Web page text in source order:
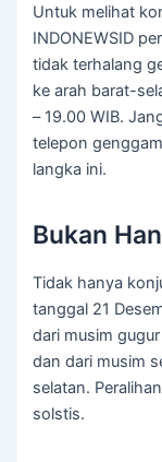
Untuk melihat
INDONEWSID
tidak terhalang
ke arah barat-
– 19.00 WIB.
telepon
langka ini.
Bukan
Tidak hanya
tanggal 21
dari musim
dan dari musim
selatan.
solstis.